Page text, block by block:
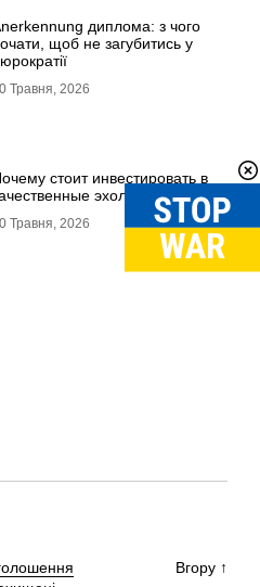
диплома: з чого
щоб не загубитись у
Травня, 2026
стоит инвестировать в
эхолоты
Травня, 2026
Вгору ↑